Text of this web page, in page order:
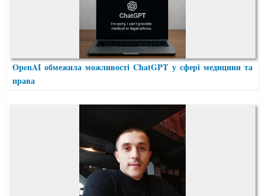
OpenAI обмежила можливості ChatGPT у сфері медицини та
права